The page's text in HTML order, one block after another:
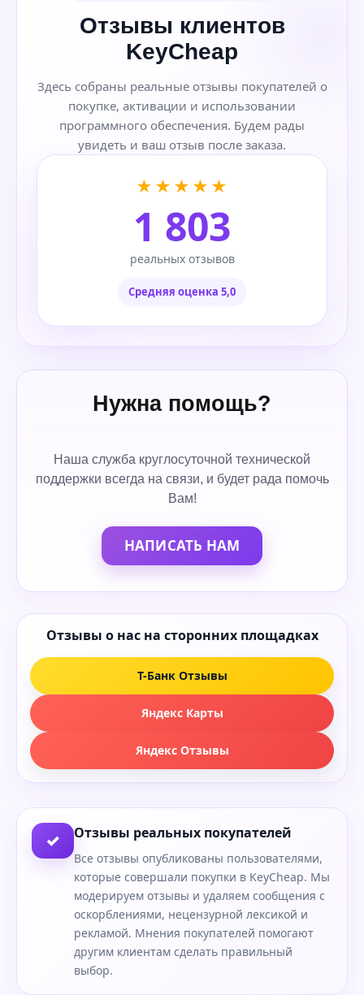
Отзывы клиентов
KeyCheap
Здесь собраны реальные отзывы покупателей о
покупке, активации и использовании
программного обеспечения. Будем рады
увидеть и ваш отзыв после заказа.
★★★★★
1 803
реальных отзывов
Средняя оценка 5,0
Нужна помощь?
Наша служба круглосуточной технической
поддержки всегда на связи, и будет рада помочь
Вам!
НАПИСАТЬ НАМ
Отзывы о нас на сторонних площадках
Т-Банк Отзывы
Яндекс Карты
Яндекс Отзывы
✓ Отзывы реальных покупателей
Все отзывы опубликованы пользователями,
которые совершали покупки в KeyCheap. Мы
модерируем отзывы и удаляем сообщения с
оскорблениями, нецензурной лексикой и
рекламой. Мнения покупателей помогают
другим клиентам сделать правильный
выбор.